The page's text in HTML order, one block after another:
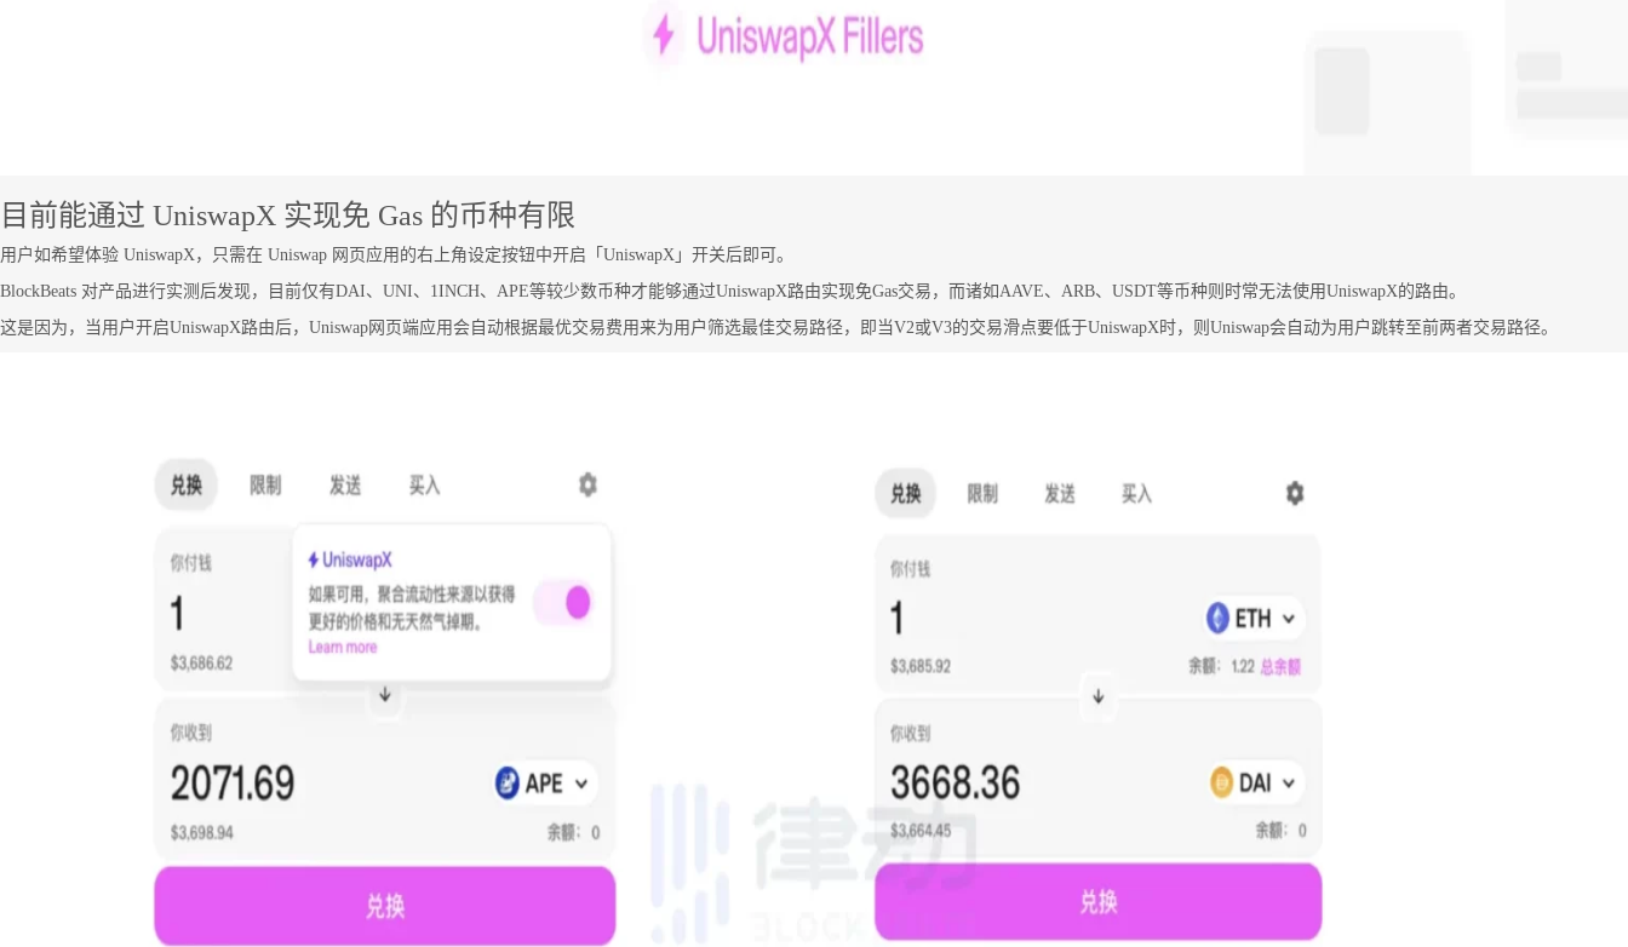
目前能通过 UniswapX 实现免 Gas 的币种有限
用户如希望体验 UniswapX，只需在 Uniswap 网页应用的右上角设定按钮中开启「UniswapX」开关后即可。
BlockBeats 对产品进行实测后发现，目前仅有DAI、UNI、1INCH、APE等较少数币种才能够通过UniswapX路由实现免Gas交易，而诸如AAVE、ARB、USDT等币种则时常无法使用UniswapX的路由。
这是因为，当用户开启UniswapX路由后，Uniswap网页端应用会自动根据最优交易费用来为用户筛选最佳交易路径，即当V2或V3的交易滑点要低于UniswapX时，则Uniswap会自动为用户跳转至前两者交易路径。